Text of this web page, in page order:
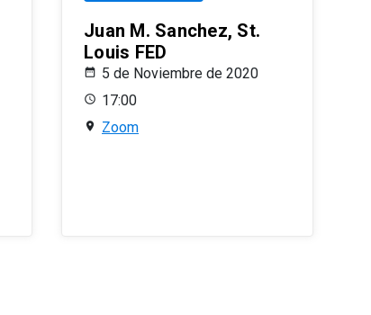
Juan M. Sanchez, St.
Louis FED
5 de Noviembre de 2020
17:00
Zoom